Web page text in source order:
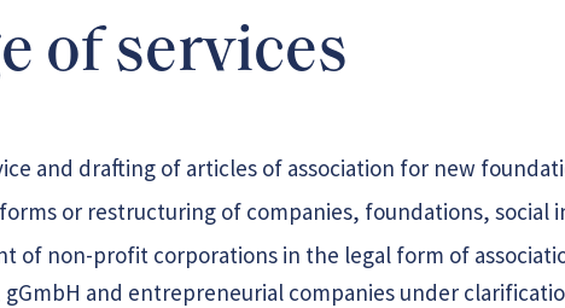
of services
and drafting of articles of association for new
or restructuring of companies, foundations, social
of non-profit corporations in the legal form of
and entrepreneurial companies under